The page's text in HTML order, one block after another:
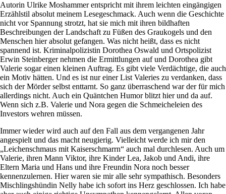
Autorin Ulrike Moshammer entspricht mit ihrem leichten eingängigen
Erzählstil absolut meinem Lesegeschmack. Auch wenn die Geschichte
nicht vor Spannung strotzt, hat sie mich mit ihren bildhaften
Beschreibungen der Landschaft zu Füßen des Graukogels und den
Menschen hier absolut gefangen. Was nicht heißt, dass es nicht
spannend ist. Kriminalpolizistin Dorothea Oswald und Ortspolizist
Erwin Steinberger nehmen die Ermittlungen auf und Dorothea gibt
Valerie sogar einen kleinen Auftrag. Es gibt viele Verdächtige, die auch
ein Motiv hätten. Und es ist nur einer List Valeries zu verdanken, dass
sich der Mörder selbst enttarnt. So ganz überraschend war der für mich
allerdings nicht. Auch ein Quäntchen Humor blitzt hier und da auf.
Wenn sich z.B. Valerie und Nora gegen die Schmeicheleien des
Investors wehren müssen.
Immer wieder wird auch auf den Fall aus dem vergangenen Jahr
angespielt und das macht neugierig. Vielleicht werde ich mir den
„Leichenschmaus mit Kaiserschmarrn“ auch mal durchlesen. Auch um
Valerie, ihren Mann Viktor, ihre Kinder Lea, Jakob und Andi, ihre
Eltern Maria und Hans und ihre Freundin Nora noch besser
kennenzulernen. Hier waren sie mir alle sehr sympathisch. Besonders
Mischlingshündin Nelly habe ich sofort ins Herz geschlossen. Ich habe